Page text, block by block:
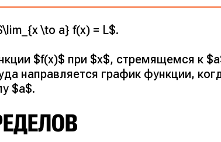
\to a} f(x) = L$.
$f(x)$ при $x$, стремящемся к
направляется график функции,
$a$.